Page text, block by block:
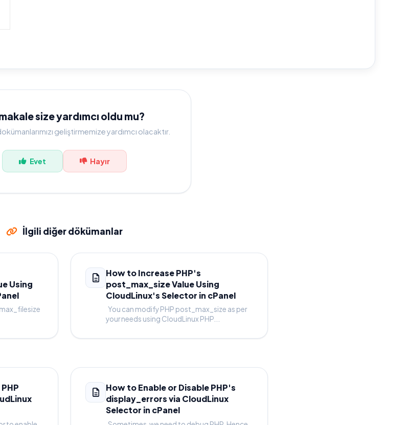
size yardımcı oldu mu?
geliştirmemize yardımcı olacaktır.
Evet Hayır
İlgili diğer dökümanlar
Using
How to Increase PHP's
post_max_size Value Using
CloudLinux's Selector in cPanel
You can modify PHP post_max_size as per
your needs using CloudLinux PHP...
How to Enable or Disable PHP's
display_errors via CloudLinux
Selector in cPanel